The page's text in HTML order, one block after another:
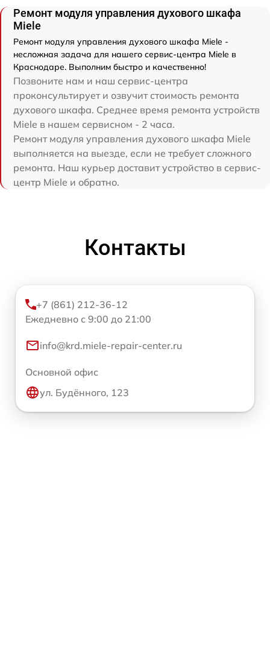
Ремонт модуля управления духового шкафа
Miele
Ремонт модуля управления духового шкафа Miele -
несложная задача для нашего сервис-центра Miele в
Краснодаре. Выполним быстро и качественно!
Позвоните нам и наш сервис-центра
проконсультирует и озвучит стоимость ремонта
духового шкафа. Среднее время ремонта устройств
Miele в нашем сервисном - 2 часа.
Ремонт модуля управления духового шкафа Miele
выполняется на выезде, если не требует сложного
ремонта. Наш курьер доставит устройство в сервис-
центр Miele и обратно.
Контакты
+7 (861) 212-36-12
Ежедневно с 9:00 до 21:00
info@krd.miele-repair-center.ru
Основной офис
ул. Будённого, 123